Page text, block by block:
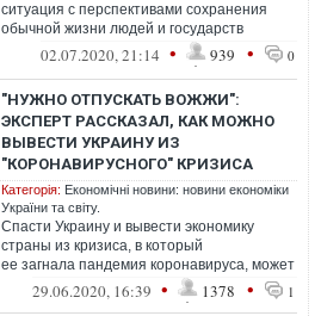
ситуация с перспективами сохранения
обычной жизни людей и государств
радикально поменялась. А также показали,
02.07.2020, 21:14 • 939 • 0
"НУЖНО ОТПУСКАТЬ ВОЖЖИ":
ЭКСПЕРТ РАССКАЗАЛ, КАК МОЖНО
ВЫВЕСТИ УКРАИНУ ИЗ
"КОРОНАВИРУСНОГО" КРИЗИСА
Категорія: Економічні новини: новини економіки
України та світу.
Спасти Украину и вывести экономику
страны из кризиса, в который
ее загнала пандемия коронавируса, может
власть, если она покажет людям четкую
29.06.2020, 16:39 • 1378 • 1